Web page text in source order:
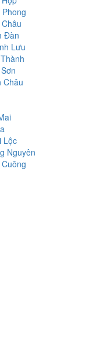
Đàn
Lưu
Châu
Lộc
Nguyên